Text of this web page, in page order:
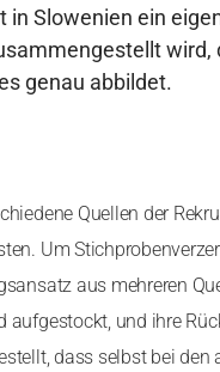
in Slowenien ein
wird,
genau abbildet.
Quellen der
Um
aus mehreren
aufgestockt, und ihre
dass selbst bei